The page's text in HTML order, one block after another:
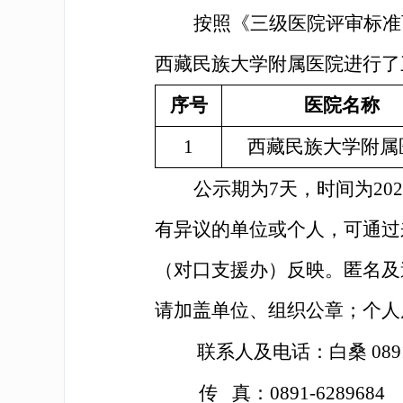
按照《三级医院评审标
西藏民族大学附属医院进行
序号
医院名称
1
西藏民族大学附属
公示期为7天，时间为
有异议的单位或个人，可通
（对口支援办）反映。匿名
请加盖单位、组织公章；个
联系人及电话：白桑
传 真：0891-6289684